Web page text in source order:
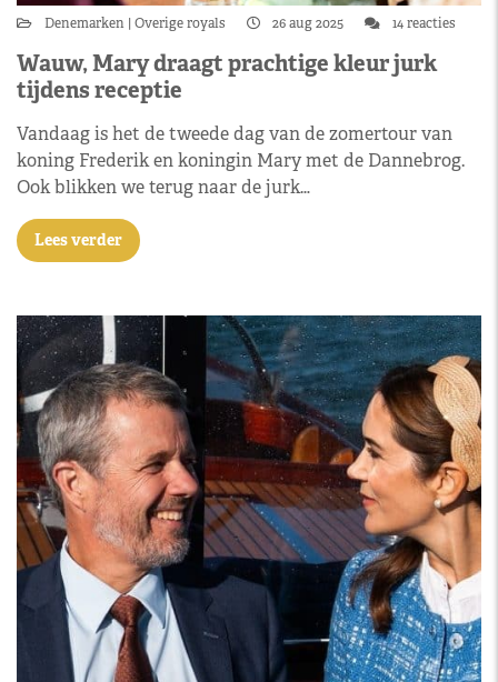
Denemarken Overige royals 26 aug 2025 14 reacties
Wauw, Mary draagt prachtige kleur jurk
tijdens receptie
Vandaag is het de tweede dag van de zomertour van
koning Frederik en koningin Mary met de Dannebrog.
Ook blikken we terug naar de jurk…
Lees verder